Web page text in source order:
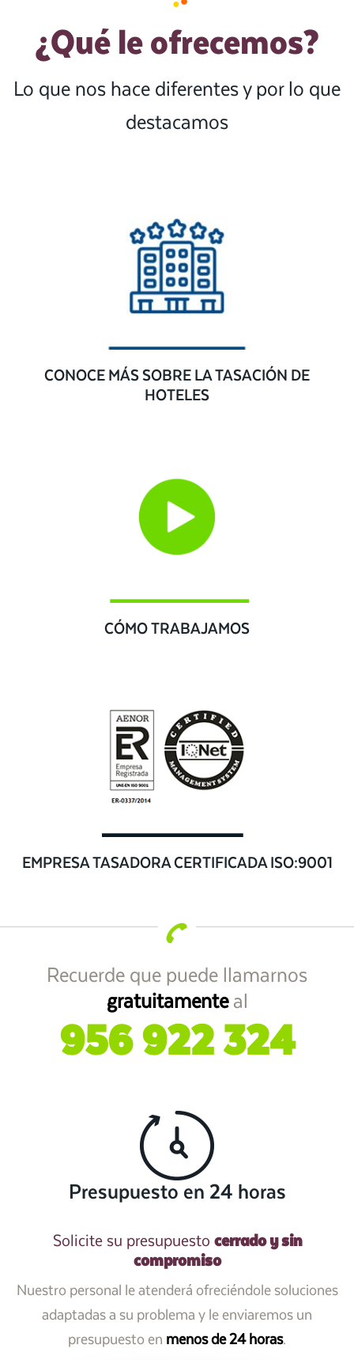
¿Qué le ofrecemos?
Lo que nos hace diferentes y por lo que
destacamos
CONOCE MÁS SOBRE LA TASACIÓN DE
HOTELES
CÓMO TRABAJAMOS
EMPRESA TASADORA CERTIFICADA ISO:9001
Recuerde que puede llamarnos
gratuitamenteal
956 922 324
Presupuesto en 24 horas
Solicite su presupuesto cerrado y sin
compromiso
Nuestro personal le atenderá ofreciéndole soluciones
adaptadas a su problema y le enviaremos un
presupuesto en menos de 24 horas.